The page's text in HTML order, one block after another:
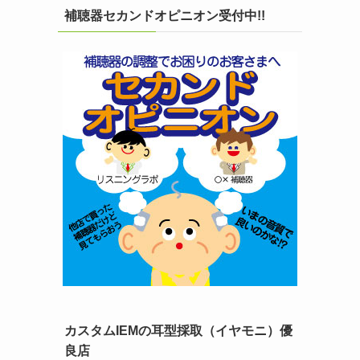
補聴器セカンドオピニオン受付中!!
カスタムIEMの耳型採取（イヤモニ）優
良店